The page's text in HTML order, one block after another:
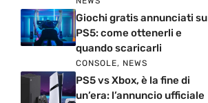
Giochi gratis annunciati su
PS5: come ottenerli e
quando scaricarli
CONSOLE, NEWS
PS5 vs Xbox, è la fine di
un’era: l’annuncio ufficiale